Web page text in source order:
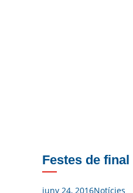
Festes de final
juny 24, 2016Notícies